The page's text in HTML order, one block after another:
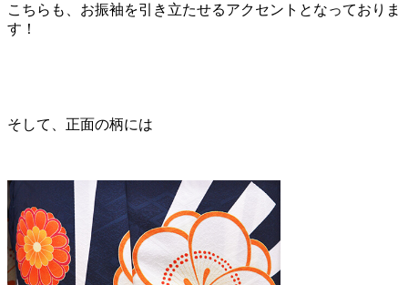
こちらも、お振袖を引き立たせるアクセントとなっておりま
す！
そして、正面の柄には